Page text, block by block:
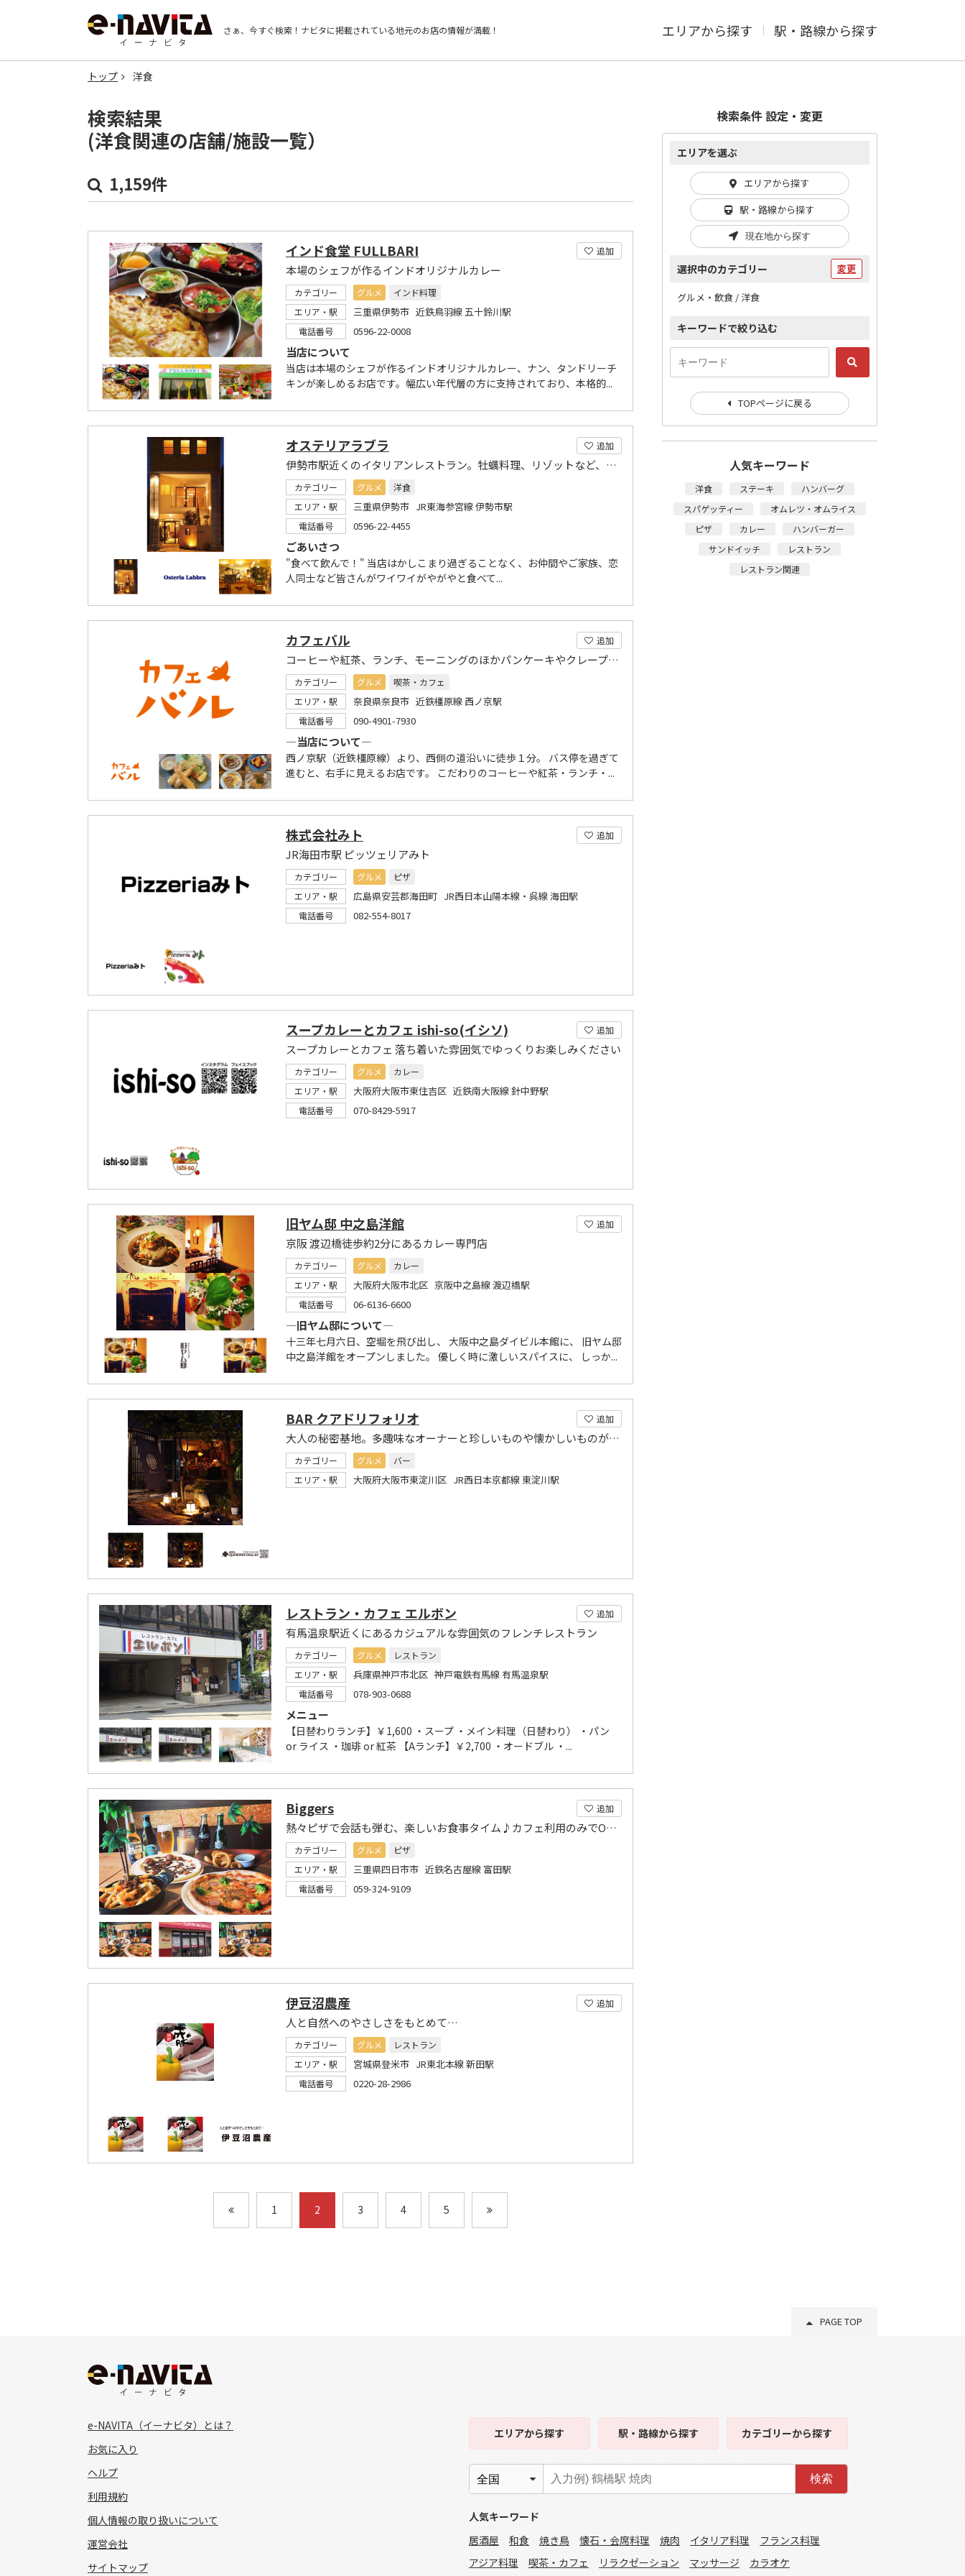
さぁ、今すぐ検索！ ナビタに掲載されている地元のお店の情報が満載！ エリアから探す 駅・路線から探す
トップ 洋食
検索結果
(洋食関連の店舗/施設一覧）
1,159件
追加
インド食堂 FULLBARI
本場のシェフが作るインドオリジナルカレー
カテゴリー グルメ
インド料理
エリア・駅
三重県伊勢市 近鉄鳥羽線 五十鈴川駅
電話番号 0596-22-0008
当店について
当店は本場のシェフが作るインドオリジナルカレー、ナン、タンドリーチ
キンが楽しめるお店です。幅広い年代層の方に支持されており、本格的...
追加
オステリアラブラ
伊勢市駅近くのイタリアンレストラン。牡蠣料理、リゾットなど、どれも美味。
カテゴリー グルメ
洋食
エリア・駅
三重県伊勢市 JR東海参宮線 伊勢市駅
電話番号 0596-22-4455
ごあいさつ
"食べて飲んで！" 当店はかしこまり過ぎることなく、お仲間やご家族、恋
人同士など皆さんがワイワイがやがやと食べて...
追加
カフェバル
コーヒーや紅茶、ランチ、モーニングのほかパンケーキやクレープなど
カテゴリー グルメ
喫茶・カフェ
エリア・駅
奈良県奈良市 近鉄橿原線 西ノ京駅
電話番号 090-4901-7930
―当店について―
西ノ京駅（近鉄橿原線）より、西側の道沿いに徒歩１分。 バス停を過ぎて
進むと、右手に見えるお店です。 こだわりのコーヒーや紅茶・ランチ・...
追加
株式会社みト
JR海田市駅 ピッツェリアみト
カテゴリー グルメ
ピザ
エリア・駅
広島県安芸郡海田町 JR西日本山陽本線・呉線 海田駅
電話番号 082-554-8017
追加
スープカレーとカフェ ishi-so(イシソ)
スープカレーとカフェ 落ち着いた雰囲気でゆっくりお楽しみください
カテゴリー グルメ
カレー
エリア・駅
大阪府大阪市東住吉区 近鉄南大阪線 針中野駅
電話番号 070-8429-5917
追加
旧ヤム邸 中之島洋館
京阪 渡辺橋徒歩約2分にあるカレー専門店
カテゴリー グルメ
カレー
エリア・駅
大阪府大阪市北区 京阪中之島線 渡辺橋駅
電話番号 06-6136-6600
―旧ヤム邸について―
十三年七月六日、空堀を飛び出し、 大阪中之島ダイビル本館に、 旧ヤム邸
中之島洋館をオープンしました。 優しく時に激しいスパイスに、 しっか...
追加
BAR クアドリフォリオ
大人の秘密基地。多趣味なオーナーと珍しいものや懐かしいものがたくさんあります。 イベント多数。
カテゴリー グルメ
バー
エリア・駅
大阪府大阪市東淀川区 JR西日本京都線 東淀川駅
追加
レストラン・カフェ エルボン
有馬温泉駅近くにあるカジュアルな雰囲気のフレンチレストラン
カテゴリー グルメ
レストラン
エリア・駅
兵庫県神戸市北区 神戸電鉄有馬線 有馬温泉駅
電話番号 078-903-0688
メニュー
【日替わりランチ】￥1,600 ・スープ ・メイン料理（日替わり） ・パン
or ライス ・珈琲 or 紅茶 【Aランチ】￥2,700 ・オードブル ・...
追加
Biggers
熱々ピザで会話も弾む、楽しいお食事タイム♪カフェ利用のみでOK!お気軽に足を運んでください
カテゴリー グルメ
ピザ
エリア・駅
三重県四日市市 近鉄名古屋線 富田駅
電話番号 059-324-9109
追加
伊豆沼農産
人と自然へのやさしさをもとめて…
カテゴリー グルメ
レストラン
エリア・駅
宮城県登米市 JR東北本線 新田駅
電話番号 0220-28-2986
1 2 3 4 5
検索条件 設定・変更
エリアを選ぶ
エリアから探す
駅・路線から探す
現在地から探す
選択中のカテゴリー 変更
グルメ・飲食 / 洋食
キーワードで絞り込む
TOPページに戻る
人気キーワード
洋食 ステーキ
ハンバーグ
スパゲッティー
オムレツ・オムライス
ピザ
カレー
ハンバーガー
サンドイッチ
レストラン
レストラン関連
PAGE TOP
e-NAVITA（イーナビタ）とは？
お気に入り
ヘルプ
利用規約
個人情報の取り扱いについて
運営会社
サイトマップ
エリアから探す 駅・路線から探す カテゴリーから探す
検索
人気キーワード
居酒屋
和食 焼き鳥 懐石・会席料理 焼肉 イタリア料理
フランス料理
アジア料理
喫茶・カフェ リラクゼーション マッサージ カラオケ